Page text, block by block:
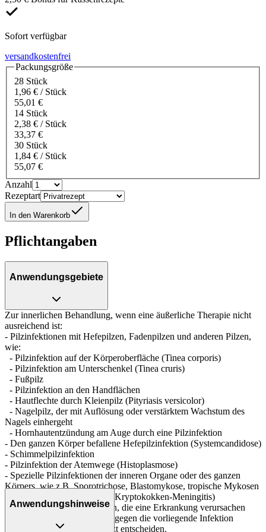
Sofort verfügbar
versandkostenfrei
Packungsgröße
28 Stück
1,96 € / Stück
55,01 €
14 Stück
2,38 € / Stück
33,37 €
30 Stück
1,84 € / Stück
55,07 €
Anzahl
Rezeptart
In den Warenkorb
Pflichtangaben
Anwendungsgebiete
Zur innerlichen Behandlung, wenn eine äußerliche Therapie nicht
ausreichend ist:
- Pilzinfektionen mit Hefepilzen, Fadenpilzen und anderen Pilzen,
wie:
- Pilzinfektion auf der Körperoberfläche (Tinea corporis)
- Pilzinfektion am Unterschenkel (Tinea cruris)
- Fußpilz
- Pilzinfektion an den Handflächen
- Hautflechte durch Kleienpilz (Pityriasis versicolor)
- Nagelpilz, der mit Auflösung oder verstärktem Wachstum des
Nagels einhergeht
- Hornhautentzündung am Auge durch eine Pilzinfektion
- Den ganzen Körper befallene Hefepilzinfektion (Systemcandidose)
- Schimmelpilzinfektion
- Pilzinfektion der Atemwege (Histoplasmose)
- Spezielle Pilzinfektionen der inneren Organe oder des ganzen
Körpers, wie z.B. Sporotrichose, Blastomykose, tropische Mykosen
- Pilzinfektion der Hirnhäute(Kryptokokken-Meningitis)
Es gibt verschiedene Pilzarten, die eine Erkrankung verursachen
können. Ob das Arzneimittel gegen die vorliegende Infektion
wirksam ist, kann nur der Arzt entscheiden.
Anwendungshinweise